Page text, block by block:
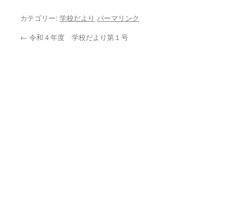
キ
ッ
カテゴリー: 学校だより パーマリンク
← 令和４年度 学校だより第１号